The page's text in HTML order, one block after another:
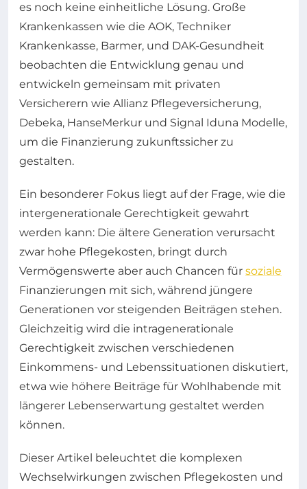
es noch keine einheitliche Lösung. Große
Krankenkassen wie die AOK, Techniker
Krankenkasse, Barmer, und DAK-Gesundheit
beobachten die Entwicklung genau und
entwickeln gemeinsam mit privaten
Versicherern wie Allianz Pflegeversicherung,
Debeka, HanseMerkur und Signal Iduna Modelle,
um die Finanzierung zukunftssicher zu
gestalten.
Ein besonderer Fokus liegt auf der Frage, wie die
intergenerationale Gerechtigkeit gewahrt
werden kann: Die ältere Generation verursacht
zwar hohe Pflegekosten, bringt durch
Vermögenswerte aber auch Chancen für soziale
Finanzierungen mit sich, während jüngere
Generationen vor steigenden Beiträgen stehen.
Gleichzeitig wird die intragenerationale
Gerechtigkeit zwischen verschiedenen
Einkommens- und Lebenssituationen diskutiert,
etwa wie höhere Beiträge für Wohlhabende mit
längerer Lebenserwartung gestaltet werden
können.
Dieser Artikel beleuchtet die komplexen
Wechselwirkungen zwischen Pflegekosten und